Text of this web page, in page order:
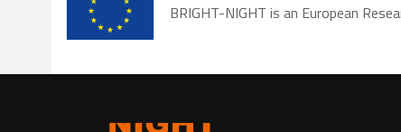
BRIGHT-NIGHT is an European